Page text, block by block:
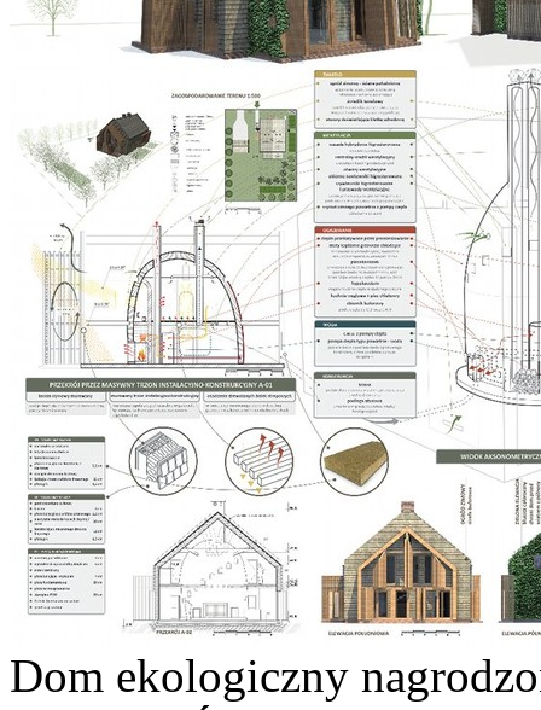
Dom ekologiczny